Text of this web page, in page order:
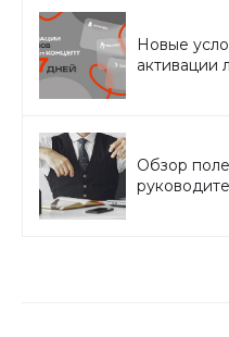
Новые
Обзор